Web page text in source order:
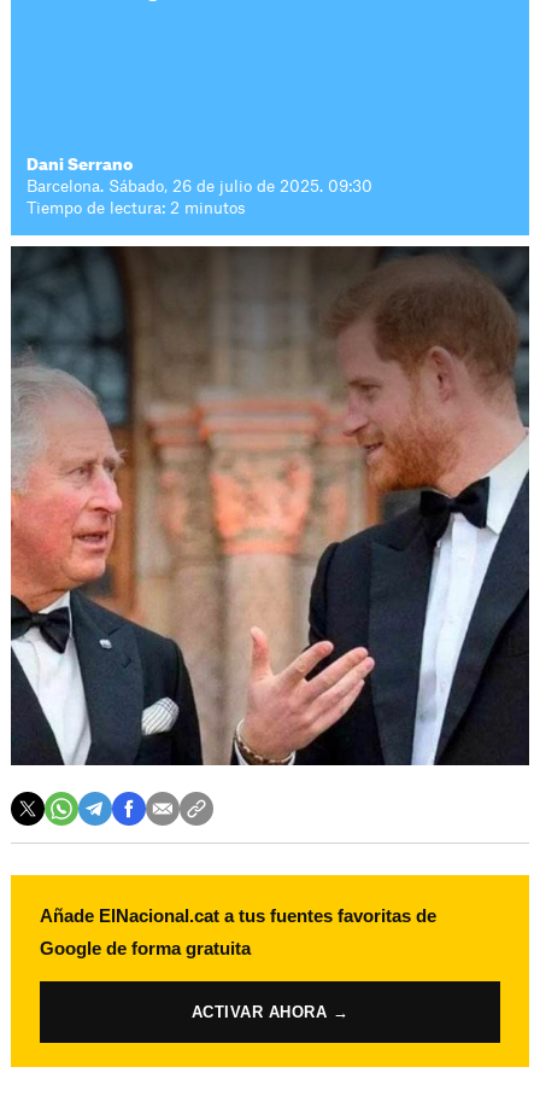
Dani Serrano
Barcelona. Sábado, 26 de julio de 2025. 09:30
Tiempo de lectura: 2 minutos
Añade ElNacional.cat a tus fuentes favoritas de
Google de forma gratuita
ACTIVAR AHORA →